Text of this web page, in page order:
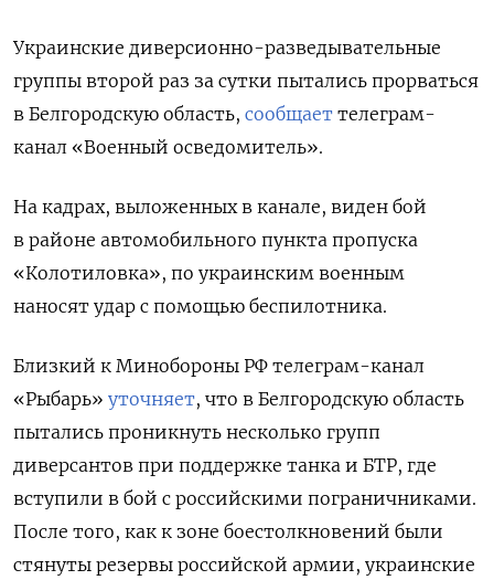
Украинские диверсионно-разведывательные
группы второй раз за сутки пытались прорваться
в Белгородскую область, сообщает телеграм-
канал «Военный осведомитель».
На кадрах, выложенных в канале, виден бой
в районе автомобильного пункта пропуска
«Колотиловка», по украинским военным
наносят удар с помощью беспилотника.
Близкий к Минобороны РФ телеграм-канал
«Рыбарь» уточняет, что в Белгородскую область
пытались проникнуть несколько групп
диверсантов при поддержке танка и БТР, где
вступили в бой с российскими пограничниками.
После того, как к зоне боестолкновений были
стянуты резервы российской армии, украинские